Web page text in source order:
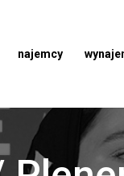
najemcy